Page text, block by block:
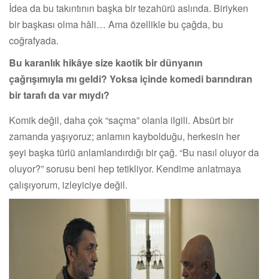
İdea da bu takıntının başka bir tezahürü aslında. Biriyken
bir başkası olma hâli… Ama özellikle bu çağda, bu
coğrafyada.
Bu karanlık hikâye size kaotik bir dünyanın
çağrışımıyla mı geldi? Yoksa içinde komedi barındıran
bir tarafı da var mıydı?
Komik değil, daha çok “saçma” olanla ilgili. Absürt bir
zamanda yaşıyoruz; anlamın kaybolduğu, herkesin her
şeyi başka türlü anlamlandırdığı bir çağ. “Bu nasıl oluyor da
oluyor?” sorusu beni hep tetikliyor. Kendime anlatmaya
çalışıyorum, izleyiciye değil.